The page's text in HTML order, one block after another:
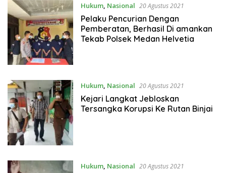
Hukum, Nasional 20 Agustus 2021
Pelaku Pencurian Dengan
Pemberatan, Berhasil Di amankan
Tekab Polsek Medan Helvetia
Hukum, Nasional 20 Agustus 2021
Kejari Langkat Jebloskan
Tersangka Korupsi Ke Rutan Binjai
Hukum, Nasional 20 Agustus 2021